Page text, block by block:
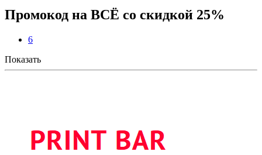
Промокод на ВСЁ со скидкой 25%
6
Показать